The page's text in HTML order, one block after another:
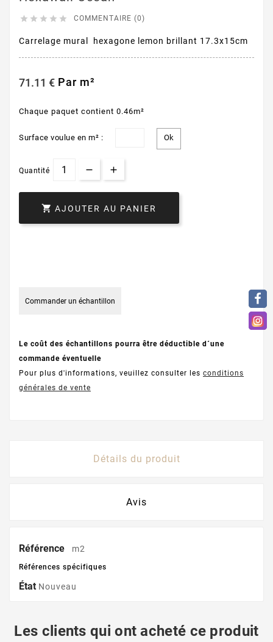
     COMMENTAIRE (0)
Carrelage mural hexagone lemon brillant 17.3x15cm
71.11 € Par m²
Chaque paquet contient 0.46m²
Surface voulue en m² :
Quantité
 AJOUTER AU PANIER
Commander un échantillon
Le coût des échantillons pourra être déductible d´une
commande éventuelle
Pour plus d'informations, veuillez consulter les conditions
générales de vente
Détails du produit
Avis
Référence m2
Références spécifiques
État Nouveau
Les clients qui ont acheté ce produit